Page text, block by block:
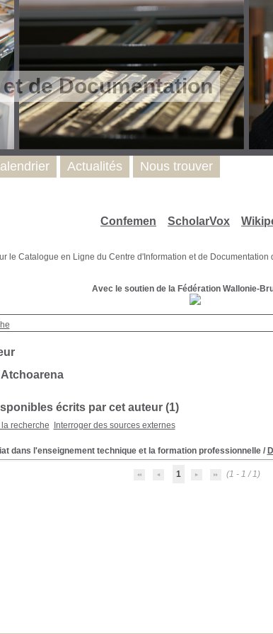
de Documentation
Confemen ScholarVox
Catalogue en Ligne du Centre d'Information et de Documentation de
Avec le soutien de la Fédération Wallonie-
écrits par cet auteur (1)
recherche Interroger des sources externes
dans l'enseignement technique et la formation professionnelle/
1 (1 - 1 / 1)
Actualités Nous trouver